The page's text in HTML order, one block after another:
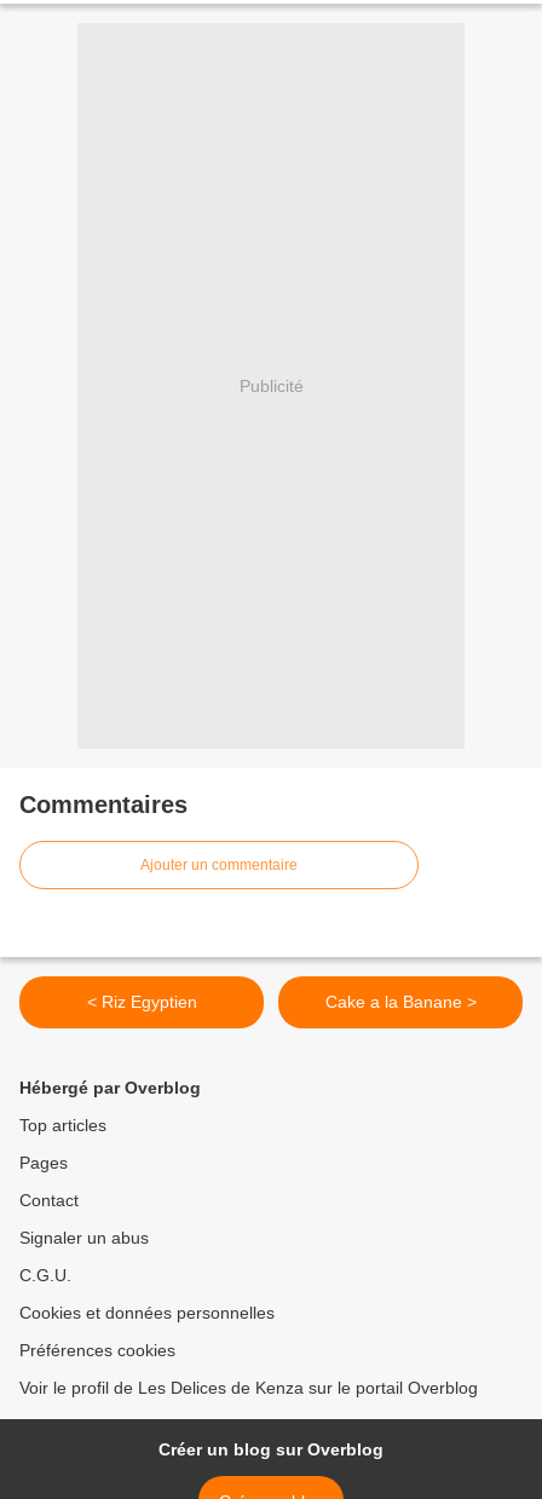
Publicité
Commentaires
Ajouter un commentaire
< Riz Egyptien Cake a la Banane >
Hébergé par Overblog
Top articles
Pages
Contact
Signaler un abus
C.G.U.
Cookies et données personnelles
Préférences cookies
Voir le profil de Les Delices de Kenza sur le portail Overblog
Créer un blog sur Overblog